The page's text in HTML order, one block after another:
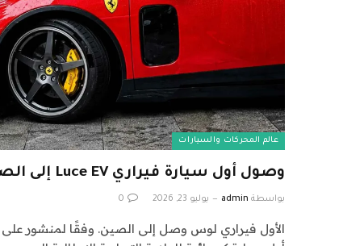
عالم المحركات والسيارات
وصول أول سيارة فيراري Luce EV إلى الصين
بواسطة admin يوليو 23, 2026 0
الأول فيراري لوس وصل إلى الصين. وفقًا لمنشور